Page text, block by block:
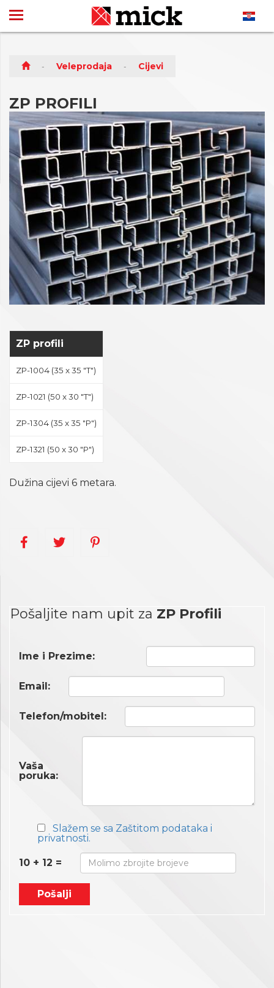
Veleprodaja Cijevi
ZP PROFILI
ZP profili
ZP-1004 (35 x 35 "T")
ZP-1021 (50 x 30 "T")
ZP-1304 (35 x 35 "P")
ZP-1321 (50 x 30 "P")
Dužina cijevi 6 metara.
Pošaljite nam upit za ZP Profili
Ime i Prezime:
Email:
Telefon/mobitel:
Vaša
poruka:
Slažem se sa Zaštitom podataka i
privatnosti.
10 + 12 =
Pošalji